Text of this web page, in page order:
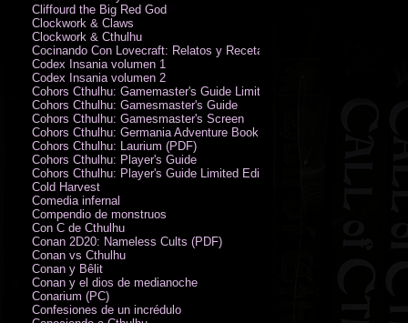
Cliffourd the Big Red God
Clockwork & Claws
Clockwork & Cthulhu
Cocinando Con Lovecraft: Relatos y Recetas de Humor Sobrenatural
Codex Insania volumen 1
Codex Insania volumen 2
Cohors Cthulhu: Gamemaster's Guide Limited Edition
Cohors Cthulhu: Gamesmaster's Guide
Cohors Cthulhu: Gamesmaster's Screen
Cohors Cthulhu: Germania Adventure Book
Cohors Cthulhu: Laurium (PDF)
Cohors Cthulhu: Player's Guide
Cohors Cthulhu: Player's Guide Limited Edition
Cold Harvest
Comedia infernal
Compendio de monstruos
Con C de Cthulhu
Conan 2D20: Nameless Cults (PDF)
Conan vs Cthulhu
Conan y Bêlit
Conan y el dios de medianoche
Conarium (PC)
Confesiones de un incrédulo